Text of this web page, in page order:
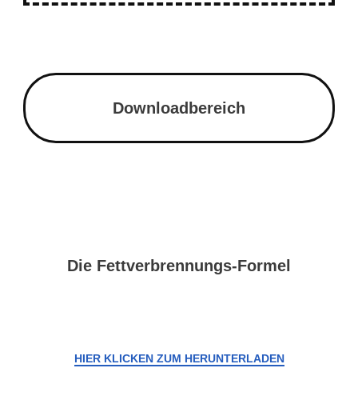
Downloadbereich
Die Fettverbrennungs-Formel
HIER KLICKEN ZUM HERUNTERLADEN